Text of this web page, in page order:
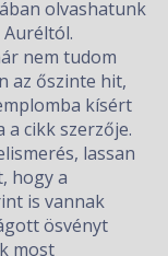
olvashatunk
nem tudom
az őszinte hit,
kísért
cikk szerzője.
lassan
hogy a
is vannak
ösvényt
most